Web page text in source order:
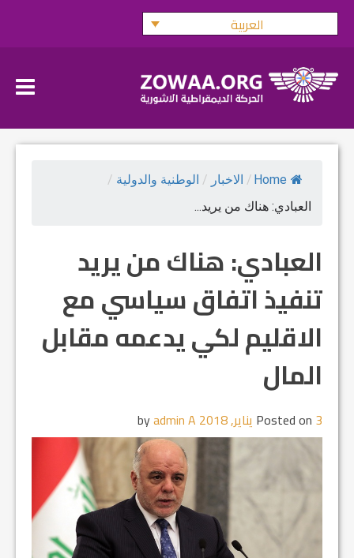
Skip
العربية
Home
/ الاخبار / الوطنية والدولية /
العبادي: هناك من يريد...
العبادي: هناك من يريد
تنفيذ اتفاق سياسي مع
الاقليم لكي يدعمه مقابل
المال
Posted on 3 يناير, 2018 admin A